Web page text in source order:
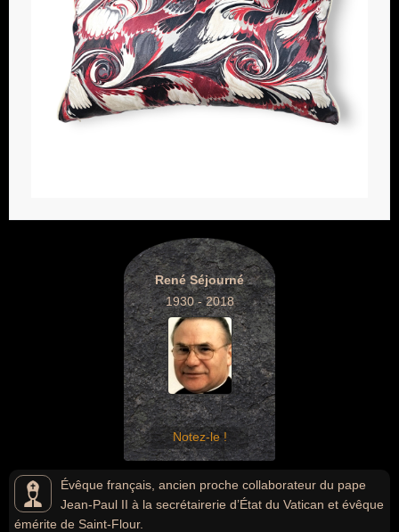
René Séjourné
1930 - 2018
Notez-le !
Évêque français, ancien proche collaborateur du pape
Jean-Paul II à la secrétairerie d’État du Vatican et évêque
émérite de Saint-Flour.